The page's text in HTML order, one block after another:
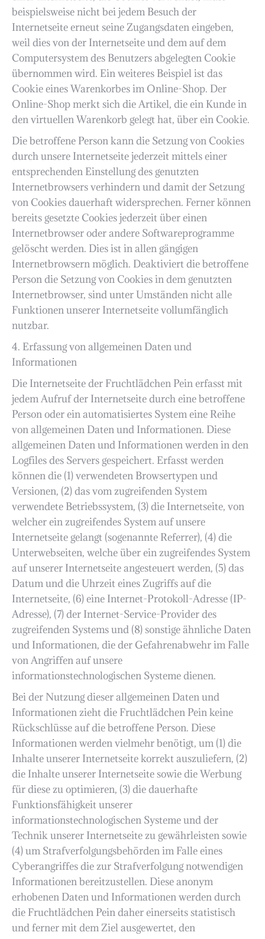
beispielsweise nicht bei jedem Besuch der
Internetseite erneut seine Zugangsdaten eingeben,
weil dies von der Internetseite und dem auf dem
Computersystem des Benutzers abgelegten Cookie
übernommen wird. Ein weiteres Beispiel ist das
Cookie eines Warenkorbes im Online-Shop. Der
Online-Shop merkt sich die Artikel, die ein Kunde in
den virtuellen Warenkorb gelegt hat, über ein Cookie.
Die betroffene Person kann die Setzung von Cookies
durch unsere Internetseite jederzeit mittels einer
entsprechenden Einstellung des genutzten
Internetbrowsers verhindern und damit der Setzung
von Cookies dauerhaft widersprechen. Ferner können
bereits gesetzte Cookies jederzeit über einen
Internetbrowser oder andere Softwareprogramme
gelöscht werden. Dies ist in allen gängigen
Internetbrowsern möglich. Deaktiviert die betroffene
Person die Setzung von Cookies in dem genutzten
Internetbrowser, sind unter Umständen nicht alle
Funktionen unserer Internetseite vollumfänglich
nutzbar.
4. Erfassung von allgemeinen Daten und
Informationen
Die Internetseite der Fruchtlädchen Pein erfasst mit
jedem Aufruf der Internetseite durch eine betroffene
Person oder ein automatisiertes System eine Reihe
von allgemeinen Daten und Informationen. Diese
allgemeinen Daten und Informationen werden in den
Logfiles des Servers gespeichert. Erfasst werden
können die (1) verwendeten Browsertypen und
Versionen, (2) das vom zugreifenden System
verwendete Betriebssystem, (3) die Internetseite, von
welcher ein zugreifendes System auf unsere
Internetseite gelangt (sogenannte Referrer), (4) die
Unterwebseiten, welche über ein zugreifendes System
auf unserer Internetseite angesteuert werden, (5) das
Datum und die Uhrzeit eines Zugriffs auf die
Internetseite, (6) eine Internet-Protokoll-Adresse (IP-
Adresse), (7) der Internet-Service-Provider des
zugreifenden Systems und (8) sonstige ähnliche Daten
und Informationen, die der Gefahrenabwehr im Falle
von Angriffen auf unsere
informationstechnologischen Systeme dienen.
Bei der Nutzung dieser allgemeinen Daten und
Informationen zieht die Fruchtlädchen Pein keine
Rückschlüsse auf die betroffene Person. Diese
Informationen werden vielmehr benötigt, um (1) die
Inhalte unserer Internetseite korrekt auszuliefern, (2)
die Inhalte unserer Internetseite sowie die Werbung
für diese zu optimieren, (3) die dauerhafte
Funktionsfähigkeit unserer
informationstechnologischen Systeme und der
Technik unserer Internetseite zu gewährleisten sowie
(4) um Strafverfolgungsbehörden im Falle eines
Cyberangriffes die zur Strafverfolgung notwendigen
Informationen bereitzustellen. Diese anonym
erhobenen Daten und Informationen werden durch
die Fruchtlädchen Pein daher einerseits statistisch
und ferner mit dem Ziel ausgewertet, den